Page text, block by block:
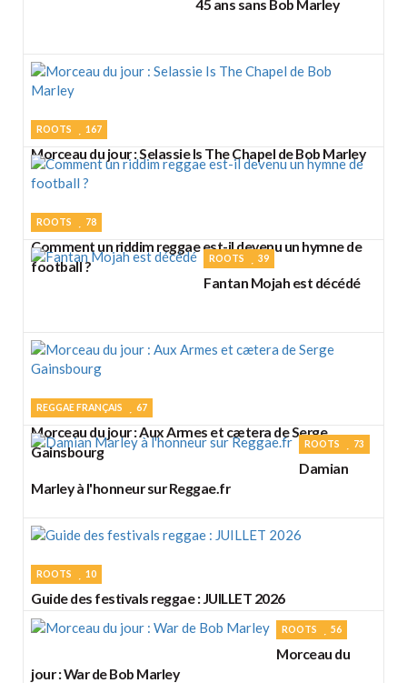
45 ans sans Bob Marley
ROOTS 167
Morceau du jour : Selassie Is The Chapel de Bob Marley
ROOTS 78
Comment un riddim reggae est-il devenu un hymne de
football ?
ROOTS 39
Fantan Mojah est décédé
REGGAE FRANÇAIS 67
Morceau du jour : Aux Armes et cætera de Serge
Gainsbourg
ROOTS 73
Damian
Marley à l'honneur sur Reggae.fr
ROOTS 10
Guide des festivals reggae : JUILLET 2026
ROOTS 56
Morceau du
jour : War de Bob Marley